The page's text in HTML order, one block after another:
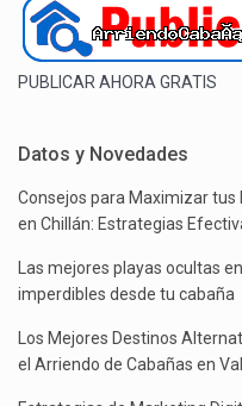
PUBLICAR AHORA GRATIS
Datos y Novedades
Consejos para Maximizar tus
en Chillán: Estrategias
Las mejores playas ocultas
imperdibles desde tu cabaña
Los Mejores Destinos
el Arriendo de Cabañas en